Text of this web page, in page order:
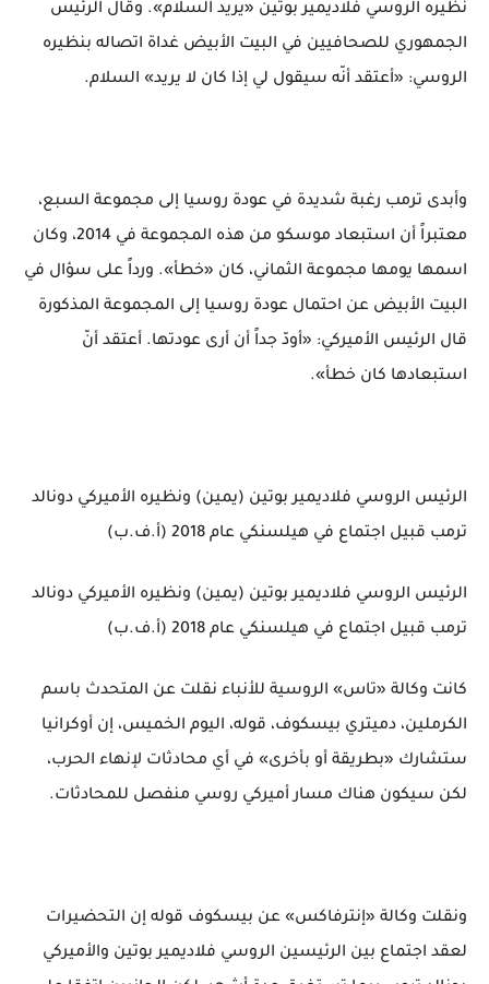
نظيره الروسي فلاديمير بوتين «يريد السلام». وقال الرئيس
الجمهوري للصحافيين في البيت الأبيض غداة اتصاله بنظيره
الروسي: «أعتقد أنّه سيقول لي إذا كان لا يريد» السلام.
وأبدى ترمب رغبة شديدة في عودة روسيا إلى مجموعة السبع،
معتبراً أن استبعاد موسكو من هذه المجموعة في 2014، وكان
اسمها يومها مجموعة الثماني، كان «خطأ». ورداً على سؤال في
البيت الأبيض عن احتمال عودة روسيا إلى المجموعة المذكورة
قال الرئيس الأميركي: «أودّ جداً أن أرى عودتها. أعتقد أنّ
استبعادها كان خطأ».
الرئيس الروسي فلاديمير بوتين (يمين) ونظيره الأميركي دونالد
ترمب قبيل اجتماع في هيلسنكي عام 2018 (أ.ف.ب)
الرئيس الروسي فلاديمير بوتين (يمين) ونظيره الأميركي دونالد
ترمب قبيل اجتماع في هيلسنكي عام 2018 (أ.ف.ب)
كانت وكالة «تاس» الروسية للأنباء نقلت عن المتحدث باسم
الكرملين، دميتري بيسكوف، قوله، اليوم الخميس، إن أوكرانيا
ستشارك «بطريقة أو بأخرى» في أي محادثات لإنهاء الحرب،
لكن سيكون هناك مسار أميركي روسي منفصل للمحادثات.
ونقلت وكالة «إنترفاكس» عن بيسكوف قوله إن التحضيرات
لعقد اجتماع بين الرئيسين الروسي فلاديمير بوتين والأميركي